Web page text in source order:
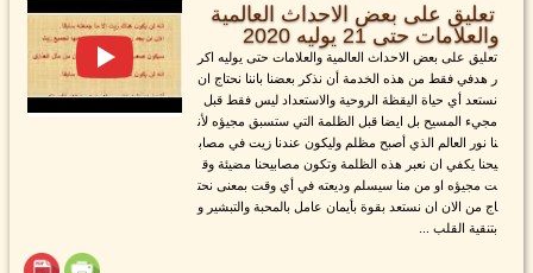
تعليق على بعض الاحداث العالمية
والعلامات حتى 21 يوليه 2020
تعليق على بعض الاحداث العالمية والعلامات حتى يوليه اكر
ر هدفي فقط من هذه الخدمة أن نذكر بعضنا باننا نحتاج ان
نستعد أي حياة اليقظة الروحية والاستعداد ليس فقط قبل
مجيء المسيح بل ايضا قبل الظلمة التي ستسبق مجيؤه لأن
نا نور العالم الذي أصبح مظلم وليكون عندنا زيت في مصاب
يحنا يكفي ان نعبر هذه الظلمة وتكون مصابيحنا مضيئة وق
ت مجيؤه او من منا سيسلم وديعته في أي وقت بمعنى نحت
اج من الان ان نستعد بقوة بأيمان عامل بالمحبة والتبشير و
بتنقية القلب ...